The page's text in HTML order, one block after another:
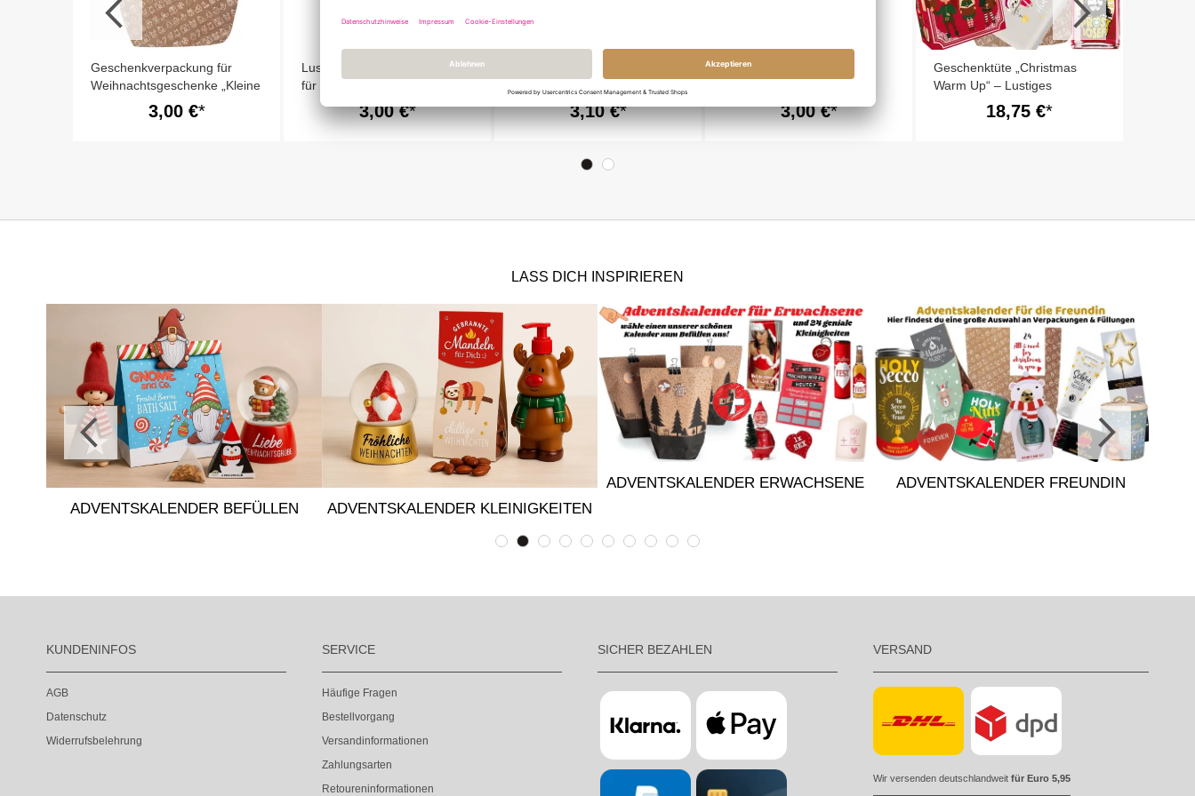
Geschenkverpackung für
Weihnachtsgeschenke „Kleine
Weihnachtsfeier in der Tüte“
3,00 €
Lustige Geschenkverpackung
für Weihnachtsgeschenke –
„Früher war mehr
Weihnachtsfeier“
3,00 € 3,10 €
Geschenktüte „Christmas
Weihnachten - zum Befüllen
3,00 €
Geschenktüte „Christmas
Warm Up“ – Lustiges
Wichtelgeschenk (Set 3)
18,75 €
LASS DICH INSPIRIEREN
ADVENTSKALENDER BEFÜLLEN ADVENTSKALENDER KLEINIGKEITEN
ADVENTSKALENDER ERWACHSENE ADVENTSKALENDER FREUNDIN
KUNDENINFOS
AGB
Datenschutz
Widerrufsbelehrung
SERVICE
Häufige Fragen
Bestellvorgang
Versandinformationen
Zahlungsarten
Retoureninformationen
SICHER BEZAHLEN VERSAND
Wir versenden deutschlandweit für Euro 5,95